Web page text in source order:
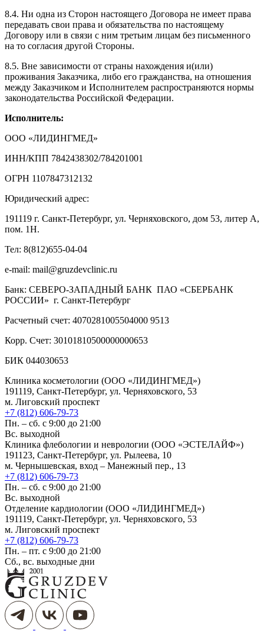
8.4. Ни одна из Сторон настоящего Договора не имеет права
передавать свои права и обязательства по настоящему
Договору или в связи с ним третьим лицам без письменного
на то согласия другой Стороны.
8.5. Вне зависимости от страны нахождения и(или)
проживания Заказчика, либо его гражданства, на отношения
между Заказчиком и Исполнителем распространяются нормы
законодательства Российской Федерации.
Исполнитель:
ООО «ЛИДИНГМЕД»
ИНН/КПП 7842438302/784201001
ОГРН 1107847312132
Юридический адрес:
191119 г. Санкт-Петербург, ул. Черняховского, дом 53, литер А,
пом. 1Н.
Тел: 8(812)655-04-04
e-mail: mail@gruzdevclinic.ru
Банк: СЕВЕРО-ЗАПАДНЫЙ БАНК ПАО «СБЕРБАНК
РОССИИ» г. Санкт-Петербург
Расчетный счет: 4070281005504000 9513
Корр. Счет: 30101810500000000653
БИК 044030653
Клиника косметологии (ООО «ЛИДИНГМЕД»)
191119, Санкт-Петербург, ул. Черняховского, 53
м. Лиговский проспект
+7 (812) 606-79-73
Пн. – сб. с 9:00 до 21:00
Вс. выходной
Клиника флебологии и неврологии (ООО «ЭСТЕЛАЙФ»)
191123, Санкт-Петербург, ул. Рылеева, 10
м. Чернышевская, вход – Манежный пер., 13
+7 (812) 606-79-73
Пн. – сб. с 9:00 до 21:00
Вс. выходной
Отделение кардиологии (ООО «ЛИДИНГМЕД»)
191119, Санкт-Петербург, ул. Черняховского, 53
м. Лиговский проспект
+7 (812) 606-79-73
Пн. – пт. с 9:00 до 21:00
Сб., вс. выходные дни